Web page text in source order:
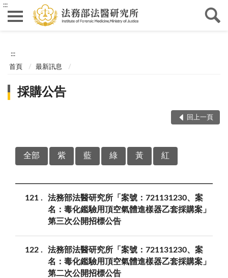
:::
:::
首頁 最新訊息
採購公告
回上一頁
全部 紫 藍 綠 黃 紅
121
法務部法醫研究所「案號：721131230、案
名：毒化鑑驗用頂空氣體進樣器乙套採購案」
第三次公開招標公告
122
法務部法醫研究所「案號：721131230、案
名：毒化鑑驗用頂空氣體進樣器乙套採購案」
第二次公開招標公告